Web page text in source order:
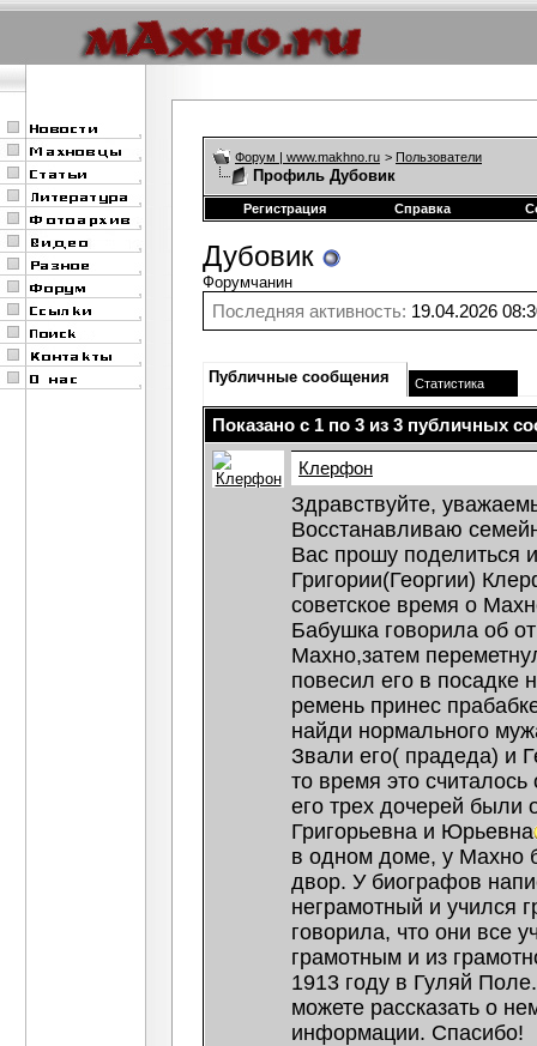
Форум | www.makhno.ru > Пользователи
Профиль Дубовик
Регистрация Справка
Дубовик
Форумчанин
Последняя активность: 19.04.2026
Публичные сообщения Статистика
Показано с 1 по 3 из 3 публичных
Клерфон
Здравствуйте,
Восстанавливаю
Вас прошу поделиться
Григории(Георгии)
советское время о
Бабушка говорила об
Махно,затем
повесил его в посадке
ремень принес
найди нормального
Звали его( прадеда) и
то время это
его трех дочерей были
Григорьевна и Юрьевна
в одном доме, у Махно
двор. У биографов
неграмотный и учился
говорила, что они все
грамотным и из
1913 году в Гуляй
можете рассказать о
информации. Спасибо!